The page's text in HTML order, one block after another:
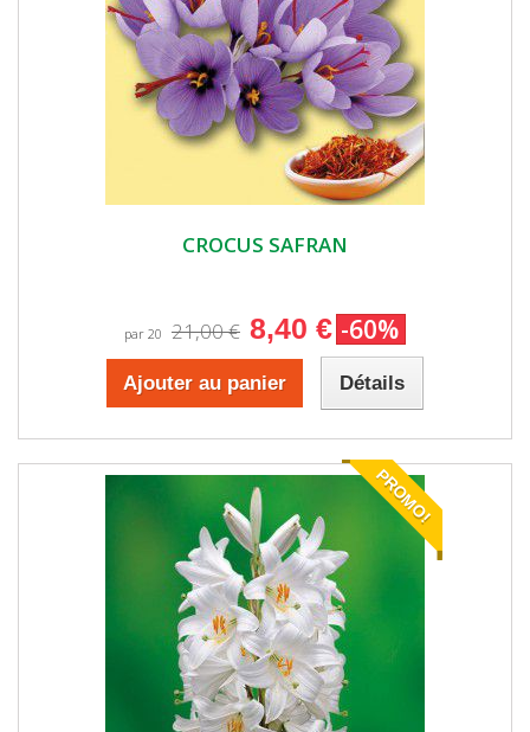
CROCUS SAFRAN
par 20 21,00 € 8,40 € -60%
Ajouter au panier Détails
PROMO!